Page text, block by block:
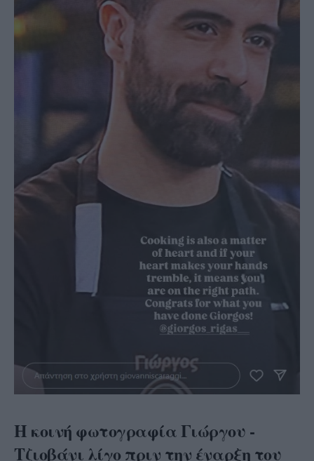
Η κοινή φωτογραφία Γιώργου -
Τζιοβάνι λίγο πριν την έναρξη του